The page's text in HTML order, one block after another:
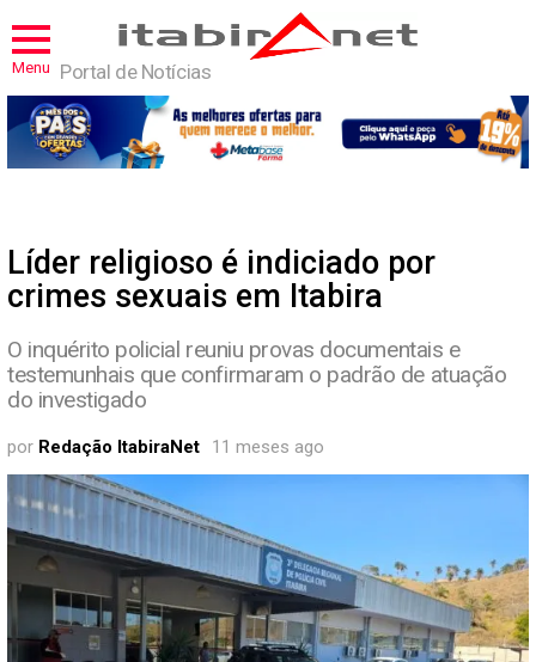
Menu Portal de Notícias
Líder religioso é indiciado por
crimes sexuais em Itabira
O inquérito policial reuniu provas documentais e
testemunhais que confirmaram o padrão de atuação
do investigado
por Redação ItabiraNet 11 meses ago